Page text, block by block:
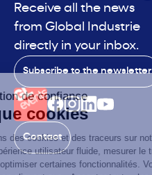
Receive all the news
from Global Industrie
directly in your inbox.
Subscribe to the newsletter
Contact